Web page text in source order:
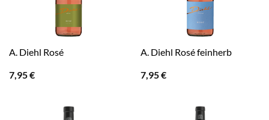
A. Diehl Rosé
7,95€
A. Diehl Rosé feinherb
7,95€